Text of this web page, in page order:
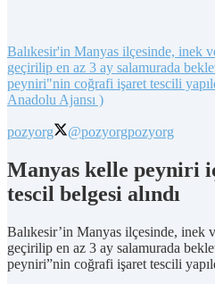
Balıkesir'in Manyas ilçesinde, inek
geçirilip en az 3 ay salamurada
peyniri"nin coğrafi işaret tescili
Anadolu Ajansı )
pozyorg @pozyorgpozyorg
Manyas kelle peyniri
tescil belgesi alındı
Balıkesir’in Manyas ilçesinde, inek
geçirilip en az 3 ay salamurada
peyniri”nin coğrafi işaret tescili